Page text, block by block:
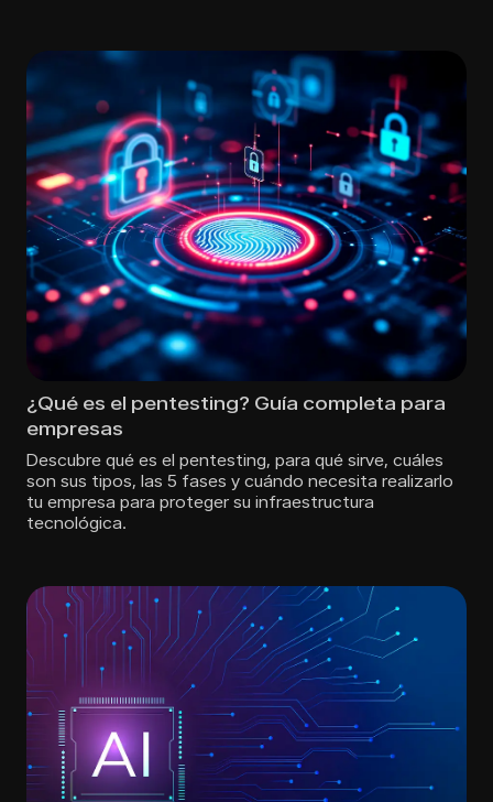
¿Qué es el pentesting? Guía completa para
empresas
Descubre qué es el pentesting, para qué sirve, cuáles
son sus tipos, las 5 fases y cuándo necesita realizarlo
tu empresa para proteger su infraestructura
tecnológica.